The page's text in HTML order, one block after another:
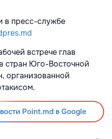
в пресс-службе
встрече глав
стран Юго-Восточной
организованной
Point.md в Google